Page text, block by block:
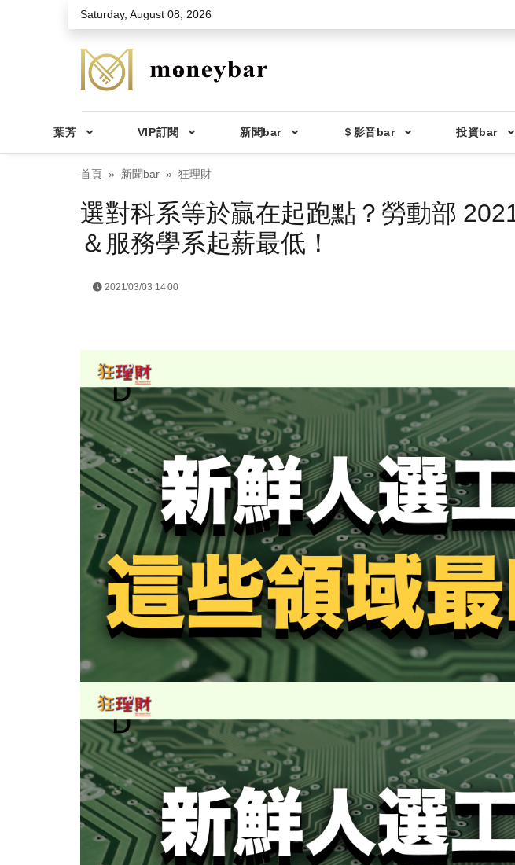
Skip to main contentSaturday, August 08, 2026
葉芳 VIP訂閱 新聞bar ＄影音bar 投資bar
首頁 新聞bar 狂理財
選對科系等於贏在起跑點？勞動部
＆服務學系起薪最低！
2021/03/03 14:00